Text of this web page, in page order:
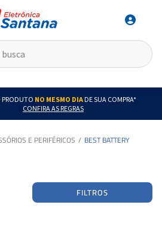
PRODUTO NO MESMO DIADE SUA COMPRA*
CONFIRA AS REGRAS
E PERIFÉRICOS BEST BATTERY
FILTROS